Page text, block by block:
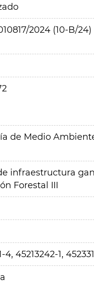
2024 (10-B/24)
de Medio
infraestructura
Forestal III
4, 45213242-1,